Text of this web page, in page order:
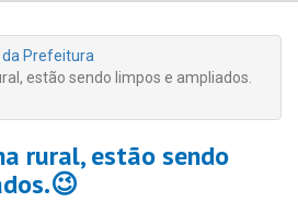
Prefeitura
estão sendo limpos e ampliados.
rural, estão sendo